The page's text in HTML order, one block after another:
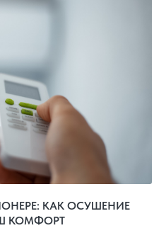
КАК ОСУШЕНИЕ
КОМФОРТ